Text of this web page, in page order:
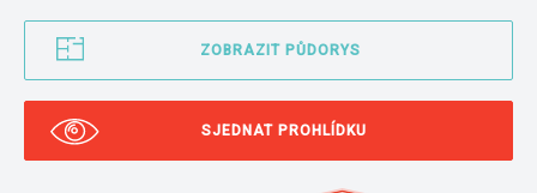
ZOBRAZIT PŮDORYS
SJEDNAT PROHLÍDKU